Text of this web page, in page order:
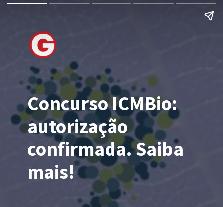
Concurso ICMBio:
autorização
confirmada. Saiba
mais!